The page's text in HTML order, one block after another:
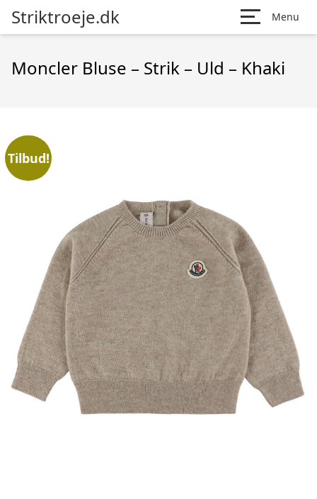
Striktroeje.dk Menu
Moncler Bluse – Strik – Uld – Khaki
Tilbud!